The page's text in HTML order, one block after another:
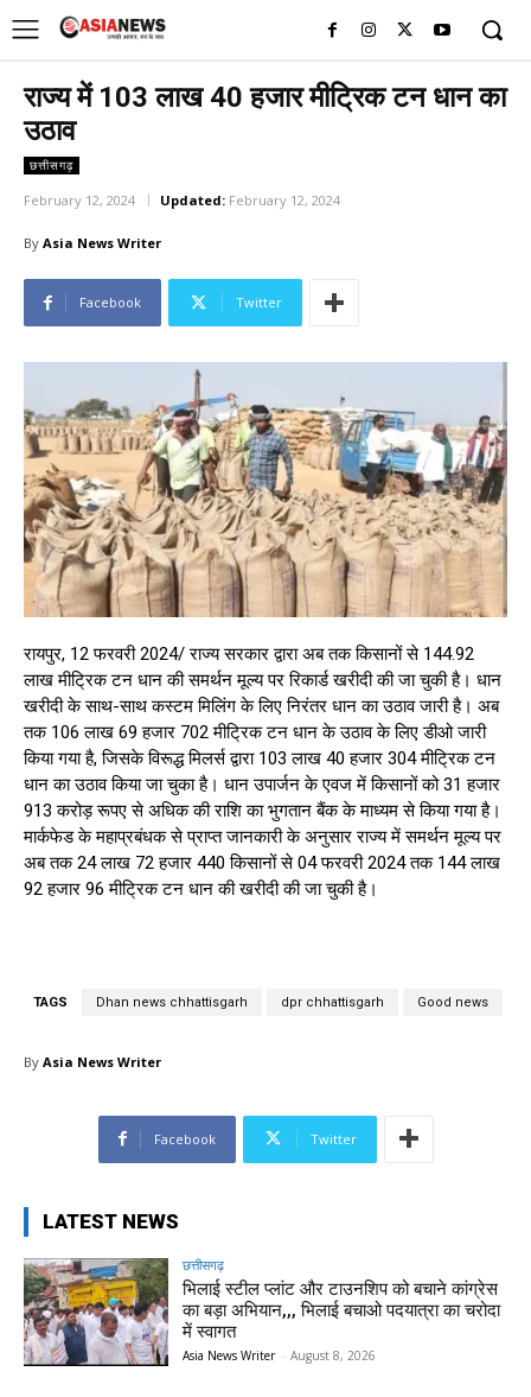
राज्य में 103 लाख 40 हजार मीट्रिक टन धान का
उठाव
छत्तीसगढ़
February 12, 2024 Updated: February 12, 2024
By Asia News Writer
Facebook Twitter
रायपुर, 12 फरवरी 2024/ राज्य सरकार द्वारा अब तक किसानों से 144.92
लाख मीट्रिक टन धान की समर्थन मूल्य पर रिकार्ड खरीदी की जा चुकी है। धान
खरीदी के साथ-साथ कस्टम मिलिंग के लिए निरंतर धान का उठाव जारी है। अब
तक 106 लाख 69 हजार 702 मीट्रिक टन धान के उठाव के लिए डीओ जारी
किया गया है, जिसके विरूद्ध मिलर्स द्वारा 103 लाख 40 हजार 304 मीट्रिक टन
धान का उठाव किया जा चुका है। धान उपार्जन के एवज में किसानों को 31 हजार
913 करोड़ रूपए से अधिक की राशि का भुगतान बैंक के माध्यम से किया गया है।
मार्कफेड के महाप्रबंधक से प्राप्त जानकारी के अनुसार राज्य में समर्थन मूल्य पर
अब तक 24 लाख 72 हजार 440 किसानों से 04 फरवरी 2024 तक 144 लाख
92 हजार 96 मीट्रिक टन धान की खरीदी की जा चुकी है।
TAGS Dhan news chhattisgarh dpr chhattisgarh Good news
By Asia News Writer
Facebook Twitter
LATEST NEWS
छत्तीसगढ़
भिलाई स्टील प्लांट और टाउनशिप को बचाने कांग्रेस
का बड़ा अभियान,,, भिलाई बचाओ पदयात्रा का चरोदा
में स्वागत
Asia News Writer - August 8, 2026